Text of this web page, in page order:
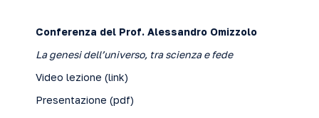
Conferenza del Prof. Alessandro Omizzolo
La genesi dell’universo, tra scienza e fede
Video lezione (link)
Presentazione (pdf)